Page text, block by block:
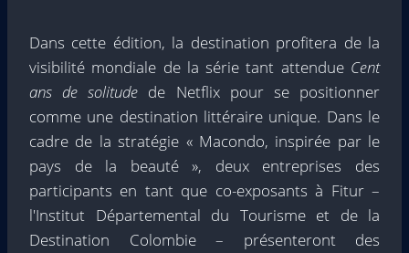
Dans cette édition, la destination profitera de la
visibilité mondiale de la série tant attendue Cent
ans de solitude de Netflix pour se positionner
comme une destination littéraire unique. Dans le
cadre de la stratégie « Macondo, inspirée par le
pays de la beauté », deux entreprises des
participants en tant que co-exposants à Fitur –
l'Institut Départemental du Tourisme et de la
Destination Colombie – présenteront des